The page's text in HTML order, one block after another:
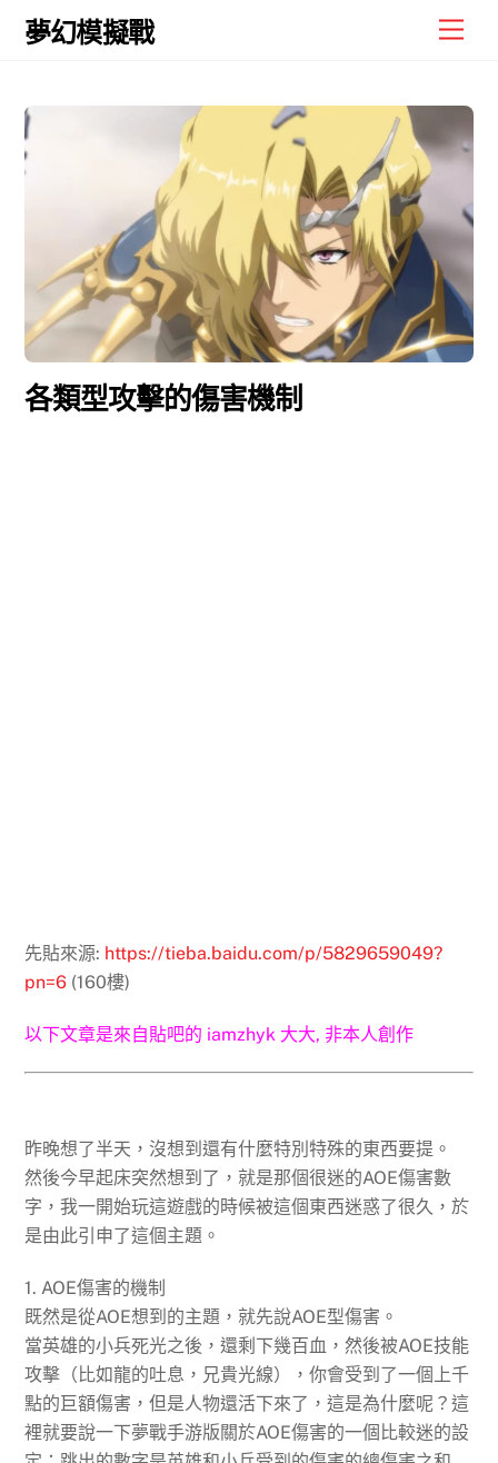
Skip
夢幻模擬戰
各類型攻擊的傷害機制
先貼來源: https://tieba.baidu.com/p/5829659049?
pn=6 (160樓)
以下文章是來自貼吧的 iamzhyk 大大, 非本人創作
昨晚想了半天，沒想到還有什麼特別特殊的東西要提。
然後今早起床突然想到了，就是那個很迷的AOE傷害數
字，我一開始玩這遊戲的時候被這個東西迷惑了很久，於
是由此引申了這個主題。
1. AOE傷害的機制
既然是從AOE想到的主題，就先說AOE型傷害。
當英雄的小兵死光之後，還剩下幾百血，然後被AOE技能
攻擊（比如龍的吐息，兄貴光線），你會受到了一個上千
點的巨額傷害，但是人物還活下來了，這是為什麼呢？這
裡就要說一下夢戰手游版關於AOE傷害的一個比較迷的設